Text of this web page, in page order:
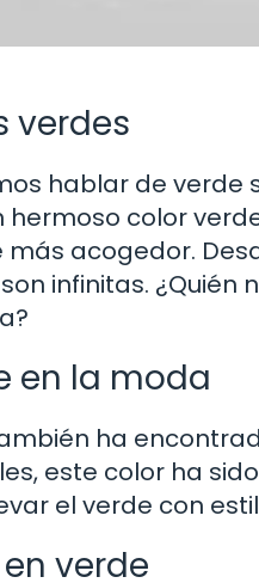
verdes
hablar de verde
hermoso color
acogedor.
infinitas.
en la moda
ha
este color ha
el verde con
verde